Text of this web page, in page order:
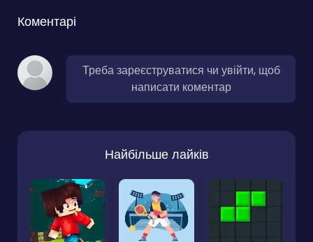
Коментарі
Треба зареєструватися чи увійти, щоб
написати коментар
Найбільше лайків